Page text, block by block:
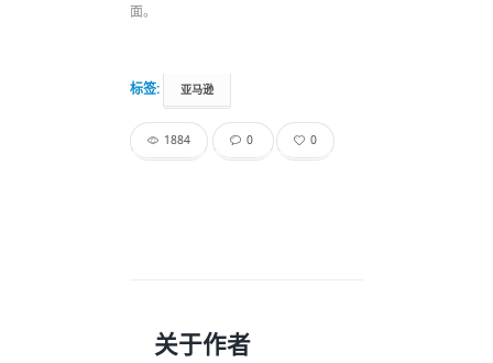
面。
标签: 亚马逊
1884 0 0
关于作者